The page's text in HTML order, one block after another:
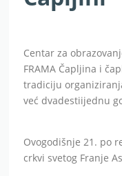
Centar za
FRAMA Čapljina i
tradiciju
već dvadestiijednu
Ovogodišnje 21. po
crkvi svetog Franje